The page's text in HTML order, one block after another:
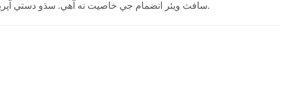
MK-GY-400 سافٽ ويئر انضمام جي خاصيت نه آهي. سڌو دستي آپريشن اضافي سسٽم يا سافٽ ويئر جي ضرورت کي ختم ڪري ٿو.